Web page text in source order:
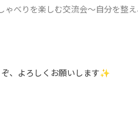
会〜自分を整え、哲学ボードゲームで心と対話するテ
、よろしくお願いします✨